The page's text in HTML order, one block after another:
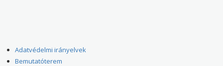
Adatvédelmi irányelvek
Bemutatóterem